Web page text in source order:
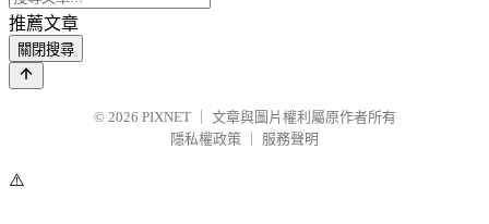
推薦文章
關閉搜尋
© 2026 PIXNET
文章與圖片權利屬原作者所有
隱私權政策
服務聲明
⚠️